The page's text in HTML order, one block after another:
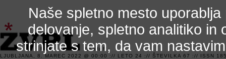
3.2 alfa R
LJUBLJANA, 8. MAREC 2022 @ 00:00 :// LETO 24 :// ŠTEVILKA 67 :// ISSN
Naše spletno mesto
delovanje, spletno analitiko in
strinjate s tem, da vam